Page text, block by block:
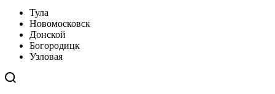
Тула
Новомосковск
Донской
Богородицк
Узловая